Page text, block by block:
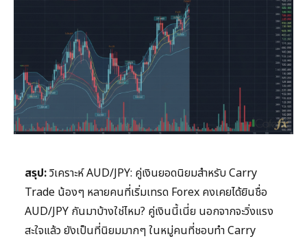
สรุป:วิเคราะห์ AUD/JPY: คู่เงินยอดนิยมสำหรับ Carry
Trade น้องๆ หลายคนที่เริ่มเทรด Forex คงเคยได้ยินชื่อ
AUD/JPY กันมาบ้างใช่ไหม? คู่เงินนี้เนี่ย นอกจากจะวิ่งแรง
สะใจแล้ว ยังเป็นที่นิยมมากๆ ในหมู่คนที่ชอบทำ Carry